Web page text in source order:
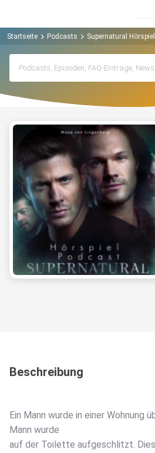
Startseite Podcasts Supernatural
Beschreibung
Ein Mann wurde in einer Wohnung
Mann wurde
auf der Toilette aufgeschlitzt.